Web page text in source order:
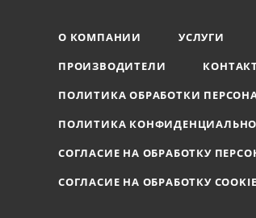
О КОМПАНИИ УСЛУГИ
ПРОИЗВОДИТЕЛИ
ПОЛИТИКА ОБРАБОТКИ
ПОЛИТИКА
СОГЛАСИЕ НА ОБРАБОТКУ
СОГЛАСИЕ НА ОБРАБОТКУ